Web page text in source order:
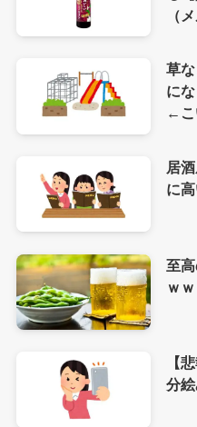
（
草
に
←こ
居
に
至
ｗ
【
分